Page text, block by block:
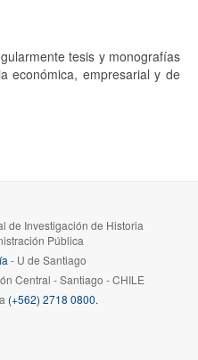
tesis y monografías
económica, empresarial y de
de Investigación de Historia
Pública
- U de Santiago
Central - Santiago - CHILE
(+562) 2718 0800.